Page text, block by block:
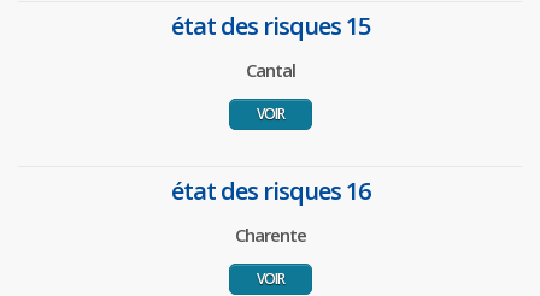
état des risques 15
Cantal
VOIR
état des risques 16
Charente
VOIR